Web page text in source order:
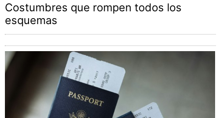
Costumbres que rompen todos los
esquemas